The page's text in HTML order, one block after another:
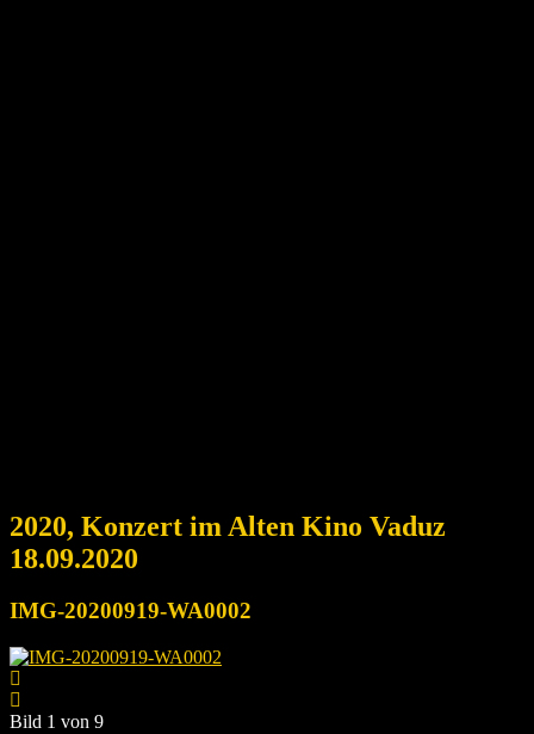
2020, Konzert im Alten Kino Vaduz
18.09.2020
IMG-20200919-WA0002
Bild 1 von 9